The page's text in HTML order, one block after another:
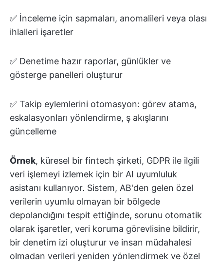
✅ İnceleme için sapmaları, anomalileri veya olası
ihlalleri işaretler
✅ Denetime hazır raporlar, günlükler ve
gösterge panelleri oluşturur
✅ Takip eylemlerini otomasyon: görev atama,
eskalasyonları yönlendirme, ş akışlarını
güncelleme
Örnek, küresel bir fintech şirketi, GDPR ile ilgili
veri işlemeyi izlemek için bir AI uyumluluk
asistanı kullanıyor. Sistem, AB'den gelen özel
verilerin uyumlu olmayan bir bölgede
depolandığını tespit ettiğinde, sorunu otomatik
olarak işaretler, veri koruma görevlisine bildirir,
bir denetim izi oluşturur ve insan müdahalesi
olmadan verileri yeniden yönlendirmek ve özel